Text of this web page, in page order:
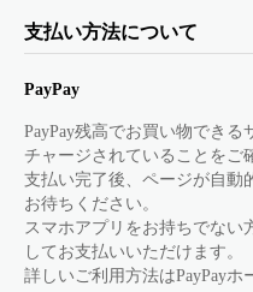
支払い方法について
PayPay
PayPay残高でお買い物できる
チャージされていることをご
支払い完了後、ページが自動
お待ちください。
スマホアプリをお持ちでない
してお支払いいただけます。
詳しいご利用方法はPayPayホ